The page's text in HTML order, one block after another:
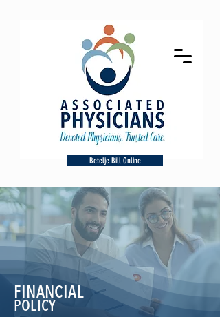
Betelje Bill Online
FINANCIAL
POLICY